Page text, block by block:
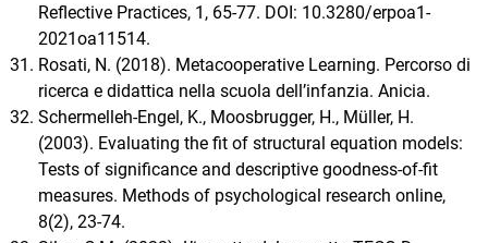
Reflective Practices, 1, 65-77. DOI: 10.3280/erpoa1-
2021oa11514.
Rosati, N. (2018). Metacooperative Learning. Percorso di
ricerca e didattica nella scuola dell’infanzia. Anicia.
Schermelleh-Engel, K., Moosbrugger, H., Müller, H.
(2003). Evaluating the fit of structural equation models:
Tests of significance and descriptive goodness-of-fit
measures. Methods of psychological research online,
8(2), 23-74.